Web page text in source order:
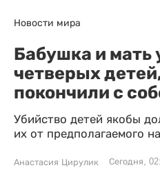
Новости мира
Бабушка и мать
четверых
покончили с
Убийство детей якобы
их от предполагаемого
Анастасия Цирулик Сегодня,